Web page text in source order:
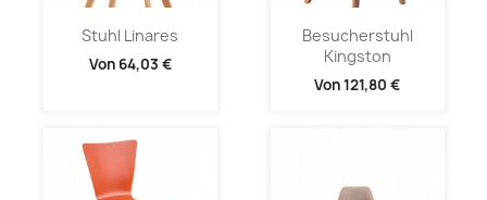
Stuhl Linares
Von 64,03 €
Besucherstuhl
Kingston
Von121,80 €